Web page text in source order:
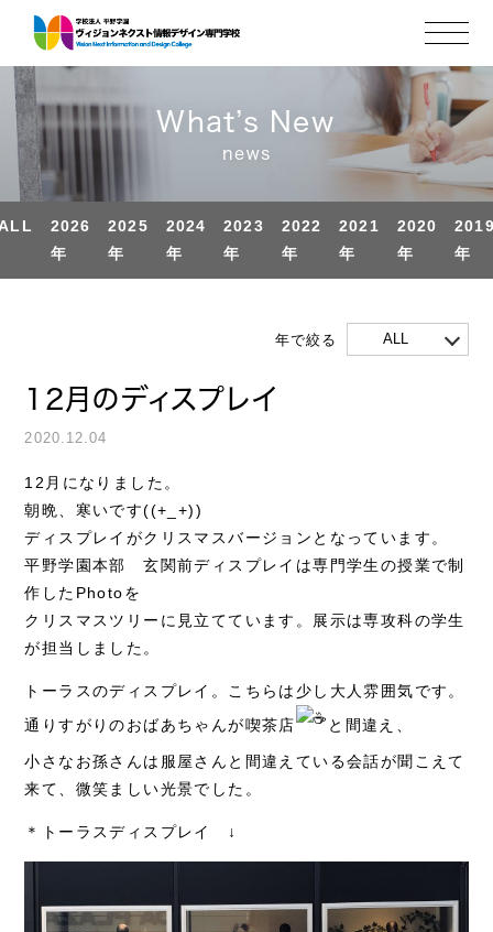
What’s New
news
2026
年
2025
年
2024
年
2023
年
2022
年
2021
年
2020
年
年
年で絞る ALL
12月のディスプレイ
2020.12.04
12月になりました。
朝晩、寒いです((+_+))
ディスプレイがクリスマスバージョンとなっています。
平野学園本部 玄関前ディスプレイは専門学生の授業で制
作したPhotoを
クリスマスツリーに見立てています。展示は専攻科の学生
が担当しました。
トーラスのディスプレイ。こちらは少し大人雰囲気です。
通りすがりのおばあちゃんが喫茶店
と間違え、
小さなお孫さんは服屋さんと間違えている会話が聞こえて
来て、微笑ましい光景でした。
＊トーラスディスプレイ ↓